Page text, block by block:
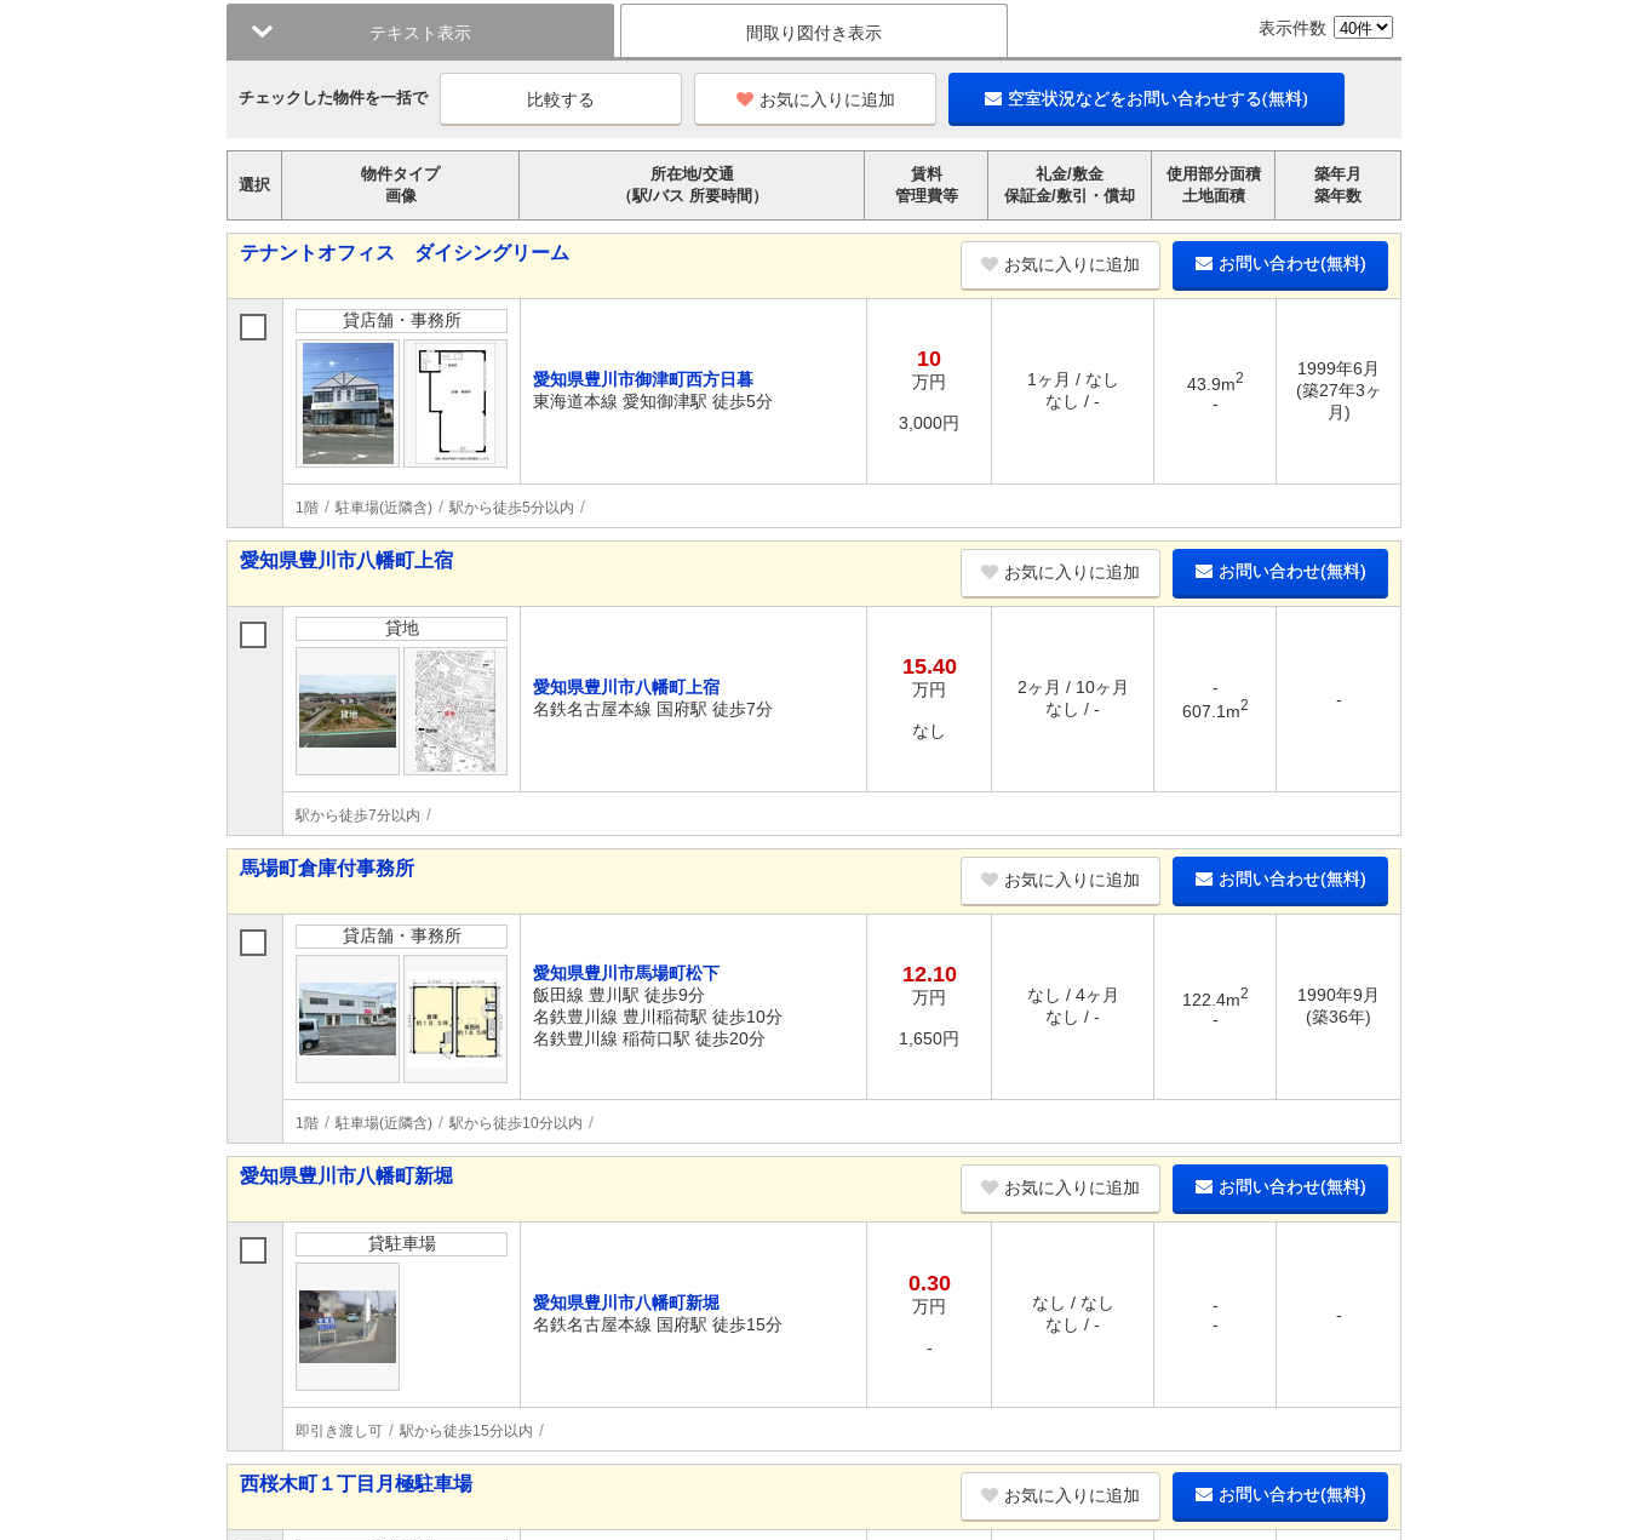
テキスト表示 間取り図付き表示 表示件数
チェックした物件を一括で お気に入りに追加 空室状況などをお問い合わせする(無料)
選択
物件タイプ
画像
所在地/交通
（駅/バス 所要時間）
賃料
管理費等
礼金/敷金
保証金/敷引・償却
使用部分面積
土地面積
築年月
築年数
テナントオフィス ダイシングリーム
お気に入りに追加 お問い合わせ(無料)
貸店舗・事務所
愛知県豊川市御津町西方日暮
東海道本線 愛知御津駅 徒歩5分
10
万円
3,000円
1ヶ月 / なし
なし / -
43.9m2
-
1999年6月
(築27年3ヶ
月)
1階 駐車場(近隣含) 駅から徒歩5分以内
愛知県豊川市八幡町上宿
お気に入りに追加 お問い合わせ(無料)
貸地
愛知県豊川市八幡町上宿
名鉄名古屋本線 国府駅 徒歩7分
15.40
万円
なし
2ヶ月 / 10ヶ月
なし / -
-
607.1m2 -
駅から徒歩7分以内
馬場町倉庫付事務所
お気に入りに追加 お問い合わせ(無料)
貸店舗・事務所
愛知県豊川市馬場町松下
飯田線 豊川駅 徒歩9分
名鉄豊川線 豊川稲荷駅 徒歩10分
名鉄豊川線 稲荷口駅 徒歩20分
12.10
万円
1,650円
なし / 4ヶ月
なし / -
122.4m2
-
1990年9月
(築36年)
1階 駐車場(近隣含) 駅から徒歩10分以内
愛知県豊川市八幡町新堀
お気に入りに追加 お問い合わせ(無料)
貸駐車場
愛知県豊川市八幡町新堀
名鉄名古屋本線 国府駅 徒歩15分
0.30
万円
-
なし / なし
なし / -
-
-
-
即引き渡し可 駅から徒歩15分以内
西桜木町１丁目月極駐車場
お気に入りに追加 お問い合わせ(無料)